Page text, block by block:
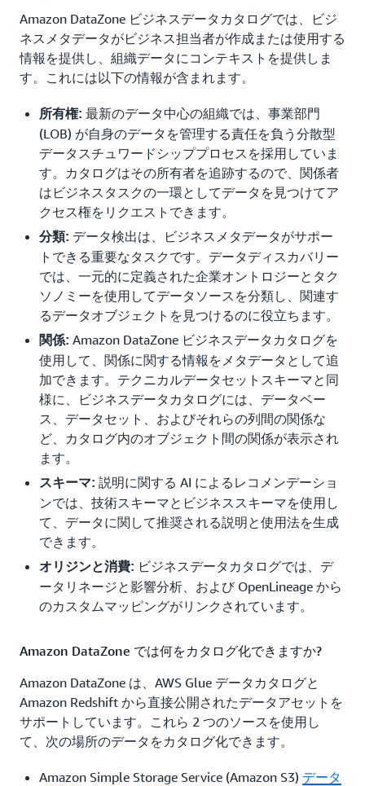
DataZone は、リネージ収集のオープンスタンダー
ドである
OpenLineage
イベントからキャプチャされたデータリネージを視
覚化するほか、カスタムリネージマッピングをキャ
プチャすることもできます。リネージは、データプ
ロデューサーがデータを共有しながら、データリネ
ージを含めるのに役立ちます。これにより、データ
ソースの信頼性が高まります。
Amazon DataZone ビジネスデータカタログでは、ビジ
ネスメタデータがビジネス担当者が作成または使用する
情報を提供し、組織データにコンテキストを提供しま
す。これには以下の情報が含まれます。
所有権: 最新のデータ中心の組織では、事業部門
(LOB) が自身のデータを管理する責任を負う分散型
データスチュワードシッププロセスを採用していま
す。カタログはその所有者を追跡するので、関係者
はビジネスタスクの一環としてデータを見つけてア
クセス権をリクエストできます。
分類: データ検出は、ビジネスメタデータがサポー
トできる重要なタスクです。データディスカバリー
では、一元的に定義された企業オントロジーとタク
ソノミーを使用してデータソースを分類し、関連す
るデータオブジェクトを見つけるのに役立ちます。
関係: Amazon DataZone ビジネスデータカタログを
使用して、関係に関する情報をメタデータとして追
加できます。テクニカルデータセットスキーマと同
様に、ビジネスデータカタログには、データベー
ス、データセット、およびそれらの列間の関係な
ど、カタログ内のオブジェクト間の関係が表示され
ます。
スキーマ: 説明に関する AI によるレコメンデーショ
ンでは、技術スキーマとビジネススキーマを使用し
て、データに関して推奨される説明と使用法を生成
できます。
オリジンと消費: ビジネスデータカタログでは、デ
ータリネージと影響分析、および OpenLineage から
のカスタムマッピングがリンクされています。
Amazon DataZone では何をカタログ化できますか?
Amazon DataZone は、AWS Glue データカタログと
Amazon Redshift から直接公開されたデータアセットを
サポートしています。これら 2 つのソースを使用し
て、次の場所のデータをカタログ化できます。
Amazon Simple Storage Service (Amazon S3) データ